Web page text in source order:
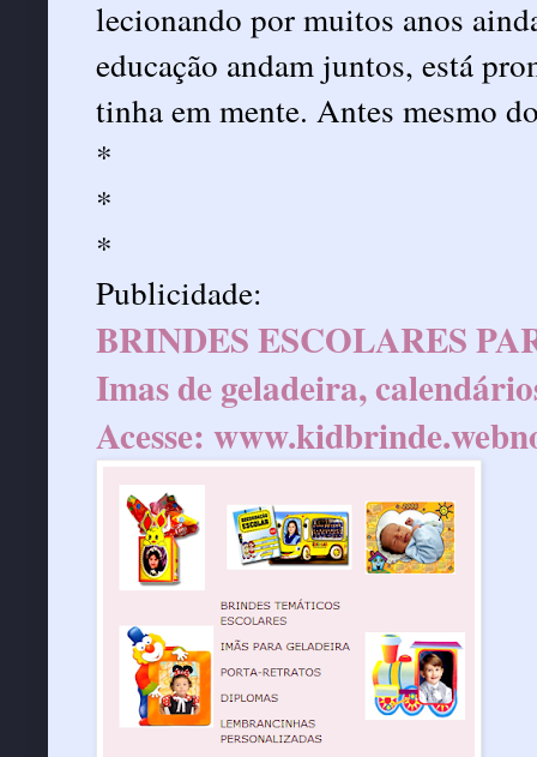
lecionando por muitos anos
educação andam juntos, está
tinha em mente. Antes mesmo
*
*
*
Publicidade:
BRINDES ESCOLARES
Imas de geladeira,
Acesse: